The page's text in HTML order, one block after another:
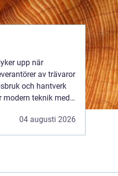
upp när
av trävaror
och hantverk
modern teknik med
04 augusti 2026